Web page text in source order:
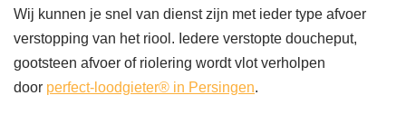
Wij kunnen je snel van dienst zijn met ieder type afvoer
verstopping van het riool. Iedere verstopte doucheput,
gootsteen afvoer of riolering wordt vlot verholpen
door perfect-loodgieter® in Persingen.